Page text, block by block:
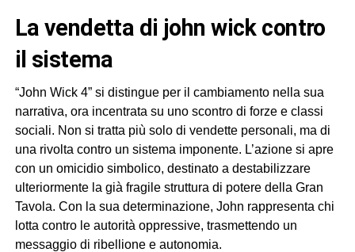
la vendetta di john wick contro
il sistema
“John Wick 4” si distingue per il cambiamento nella sua
narrativa, ora incentrata su uno scontro di forze e classi
sociali. Non si tratta più solo di vendette personali, ma di
una rivolta contro un sistema imponente. L’azione si apre
con un omicidio simbolico, destinato a destabilizzare
ulteriormente la già fragile struttura di potere della Gran
Tavola. Con la sua determinazione, John rappresenta chi
lotta contro le autorità oppressive, trasmettendo un
messaggio di ribellione e autonomia.